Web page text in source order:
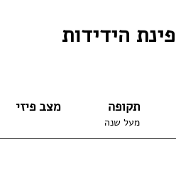
הידידות
מצב פיזי תקופה
מעל שנה